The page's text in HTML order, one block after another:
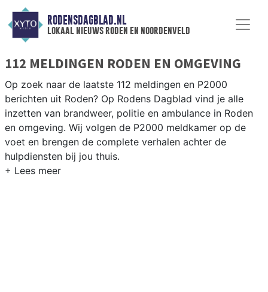
RODENSDAGBLAD.NL
lokaal nieuws roden en noordenveld
112 MELDINGEN RODEN EN OMGEVING
Op zoek naar de laatste 112 meldingen en P2000
berichten uit Roden? Op Rodens Dagblad vind je alle
inzetten van brandweer, politie en ambulance in Roden
en omgeving. Wij volgen de P2000 meldkamer op de
voet en brengen de complete verhalen achter de
hulpdiensten bij jou thuis.